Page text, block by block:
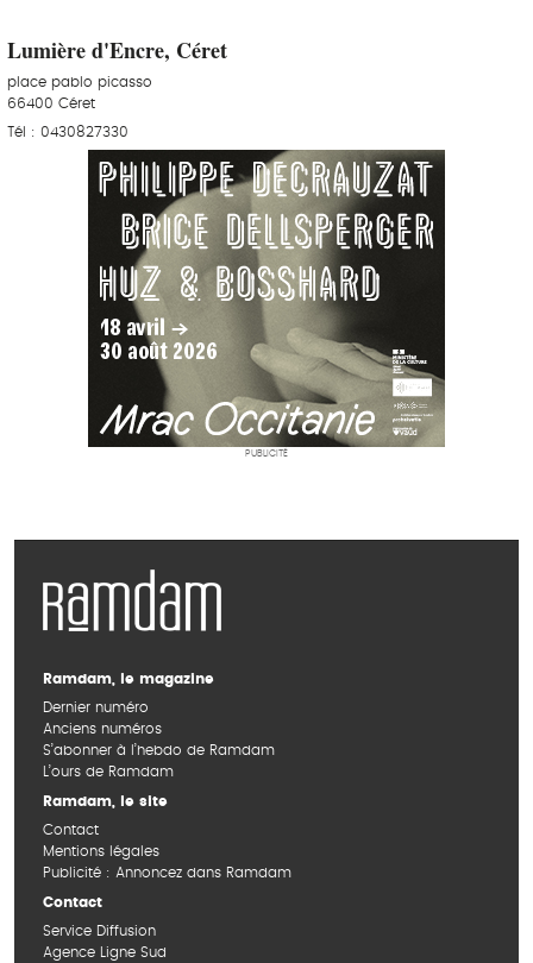
Lumière d'Encre, Céret
place pablo picasso
66400 Céret
Tél : 0430827330
PUBLICITÉ
Ramdam, le magazine
Dernier numéro
Anciens numéros
S’abonner à l’hebdo de Ramdam
L’ours de Ramdam
Ramdam, le site
Contact
Mentions légales
Publicité : Annoncez dans Ramdam
Contact
Service Diffusion
Agence Ligne Sud